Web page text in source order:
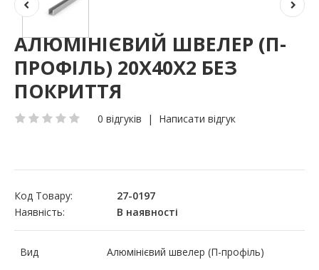
АЛЮМІНІЄВИЙ ШВЕЛЕР (П-
ПРОФІЛЬ) 20Х40Х2 БЕЗ
ПОКРИТТЯ
0 відгуків | Написати відгук
Код Товару:
27-0197
Наявність:
В наявності
Вид
Алюмінієвий швелер (П-профіль)